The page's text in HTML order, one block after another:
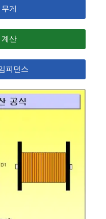
게
계산
피던스